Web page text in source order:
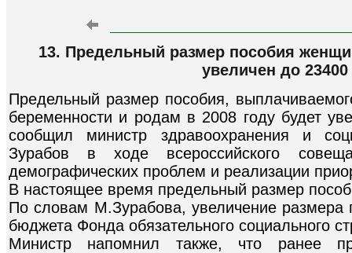
13. Предельный размер пособия
увеличен до
Предельный размер пособия,
беременности и родам в 2008 году будет
сообщил министр здравоохранения и
Зурабов в ходе всероссийского
демографических проблем и реализации
В настоящее время предельный размер
По словам М.Зурабова, увеличение размера
бюджета Фонда обязательного социального
Министр напомнил также, что ранее